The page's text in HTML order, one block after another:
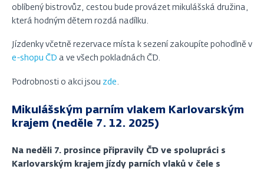
oblíbený bistrovůz, cestou bude provázet mikulášská družina,
která hodným dětem rozdá nadílku.
Jízdenky včetně rezervace místa k sezení zakoupíte pohodlně v
e-shopu ČD a ve všech pokladnách ČD.
Podrobnosti o akci jsou zde.
Mikulášským parním vlakem Karlovarským
krajem (neděle 7. 12. 2025)
Na neděli 7. prosince připravily ČD ve spolupráci s
Karlovarským krajem jízdy parních vlaků v čele s